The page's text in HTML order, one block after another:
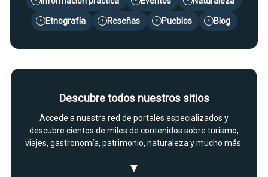
• Etnografía • Reseñas • Pueblos • Blog
Descubre todos nuestros sitios
Accede a nuestra red de portales especializados y
descubre cientos de miles de contenidos sobre turismo,
viajes, gastronomía, patrimonio, naturaleza y mucho más.
▼